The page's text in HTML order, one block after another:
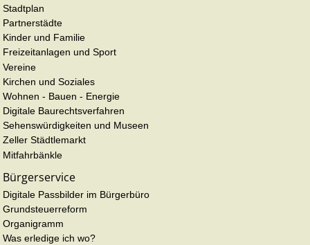
Stadtplan
Partnerstädte
Kinder und Familie
Freizeitanlagen und Sport
Vereine
Kirchen und Soziales
Wohnen - Bauen - Energie
Digitale Baurechtsverfahren
Sehenswürdigkeiten und Museen
Zeller Städtlemarkt
Mitfahrbänkle
Bürgerservice
Digitale Passbilder im Bürgerbüro
Grundsteuerreform
Organigramm
Was erledige ich wo?